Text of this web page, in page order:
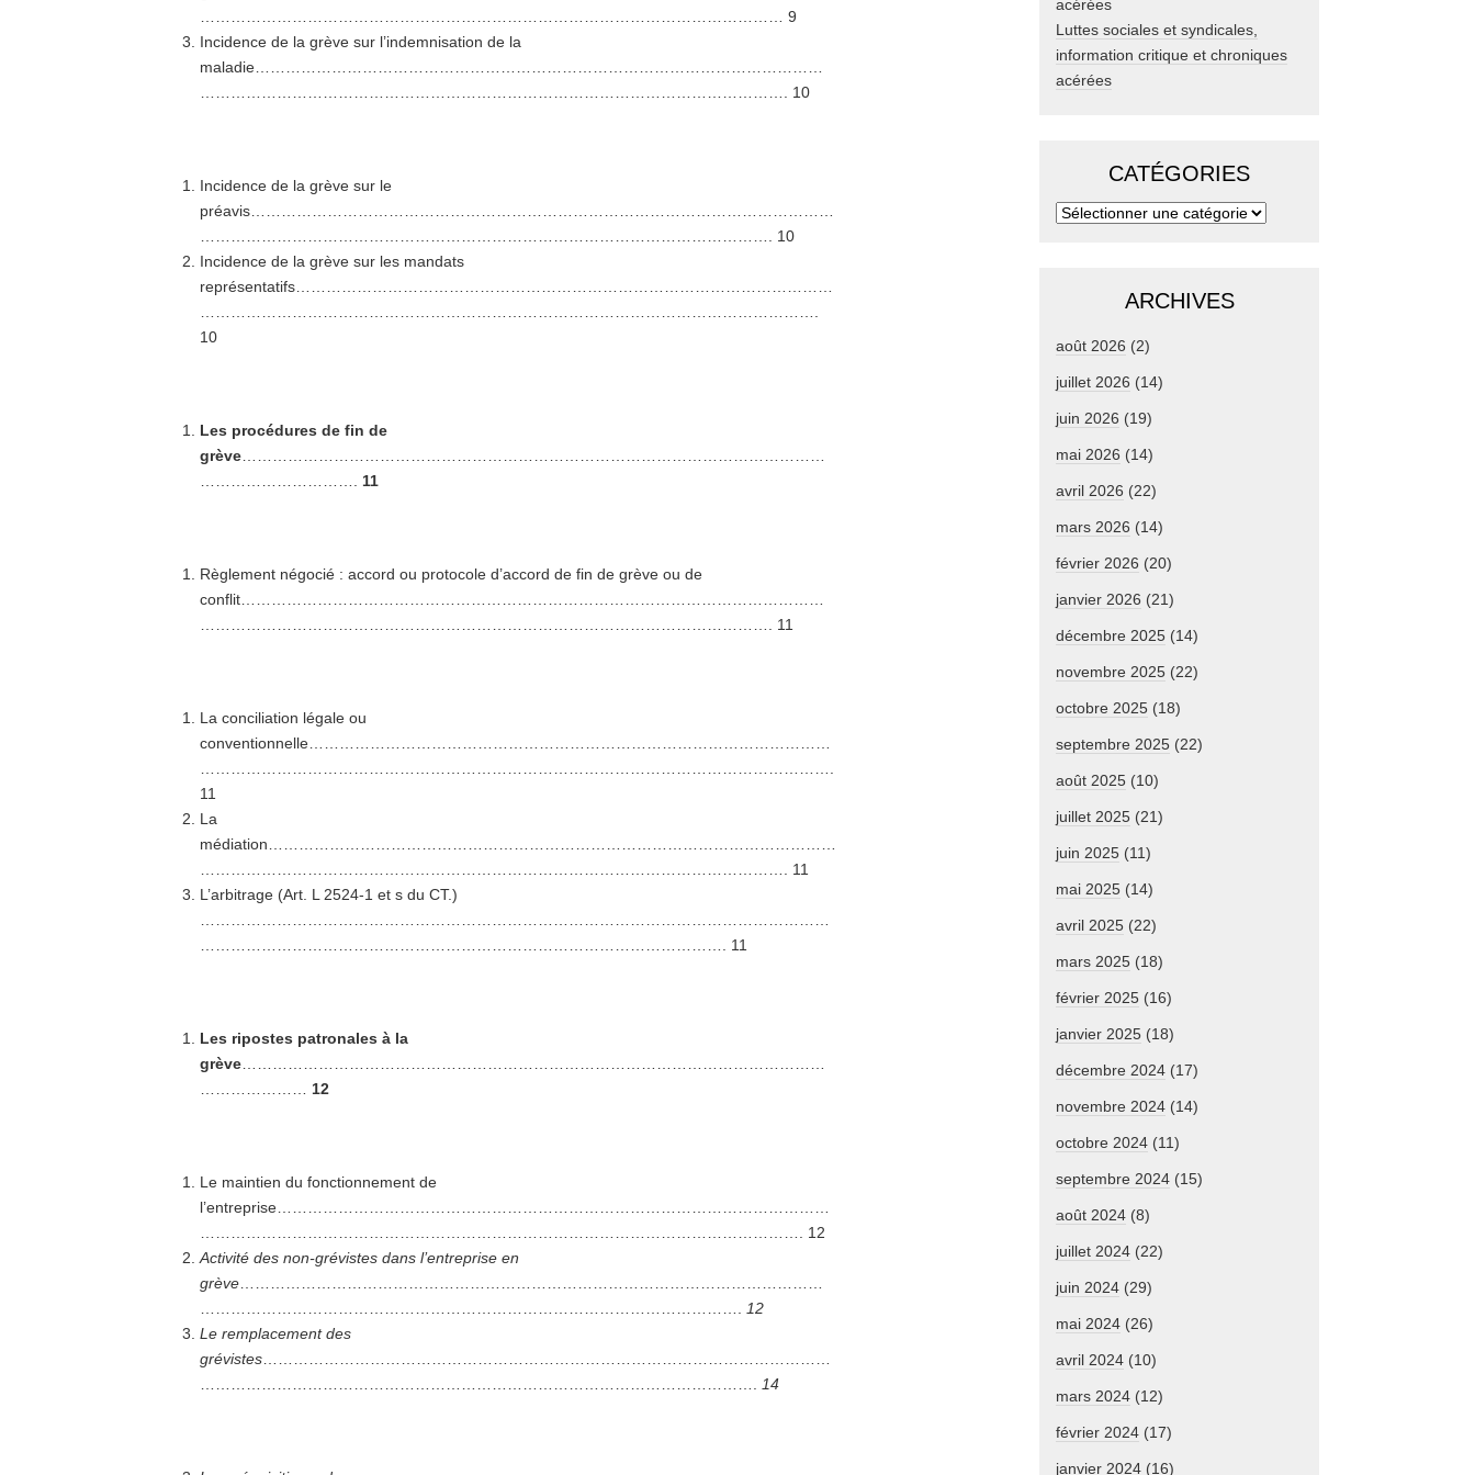
…………………………………………………………………………………………………… 9
Incidence de la grève sur l’indemnisation de la
maladie…………………………………………………………………………………………………
……………………………………………………………………………………………………. 10
Incidence de la grève sur le
préavis……………………………………………………………………………………………………
…………………………………………………………………………………………………. 10
Incidence de la grève sur les mandats
représentatifs……………………………………………………………………………………………
10
Les procédures de fin de
grève
11
Règlement négocié : accord ou protocole d’accord de fin de grève ou de
conflit……………………………………………………………………………………………………
…………………………………………………………………………………………………. 11
La conciliation légale ou
conventionnelle…………………………………………………………………………………………
11
La
médiation…………………………………………………………………………………………………
……………………………………………………………………………………………………. 11
L’arbitrage (Art. L 2524-1 et s du CT.)
…………………………………………………………………………………………. 11
Les ripostes patronales à la
grève
12
Le maintien du fonctionnement de
l’entreprise………………………………………………………………………………………………
………………………………………………………………………………………………………. 12
Activité des non-grévistes dans l’entreprise en
grève
12
Le remplacement des
grévistes
14
Luttes sociales et syndicales,
information critique et chroniques
acérées
CATÉGORIES
ARCHIVES
août 2026 (2)
juillet 2026 (14)
juin 2026 (19)
mai 2026 (14)
avril 2026 (22)
mars 2026 (14)
février 2026 (20)
janvier 2026 (21)
décembre 2025 (14)
novembre 2025 (22)
octobre 2025 (18)
septembre 2025 (22)
août 2025 (10)
juillet 2025 (21)
juin 2025 (11)
mai 2025 (14)
avril 2025 (22)
mars 2025 (18)
février 2025 (16)
janvier 2025 (18)
décembre 2024 (17)
novembre 2024 (14)
octobre 2024 (11)
septembre 2024 (15)
août 2024 (8)
juillet 2024 (22)
juin 2024 (29)
mai 2024 (26)
avril 2024 (10)
mars 2024 (12)
février 2024 (17)
janvier 2024 (16)